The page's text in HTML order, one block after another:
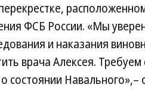
ФСБ России. «Мы
и наказания
врача Алексея. Требуем
состоянии